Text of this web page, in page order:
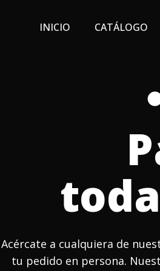
INICIO CATÁLOGO
Acércate a cualquiera de
tu pedido en persona.